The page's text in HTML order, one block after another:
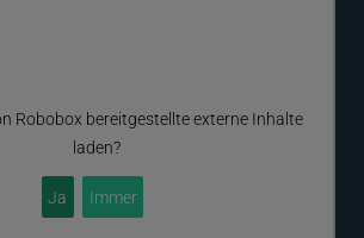
Robobox bereitgestellte externe Inhalte
laden?
Ja Immer